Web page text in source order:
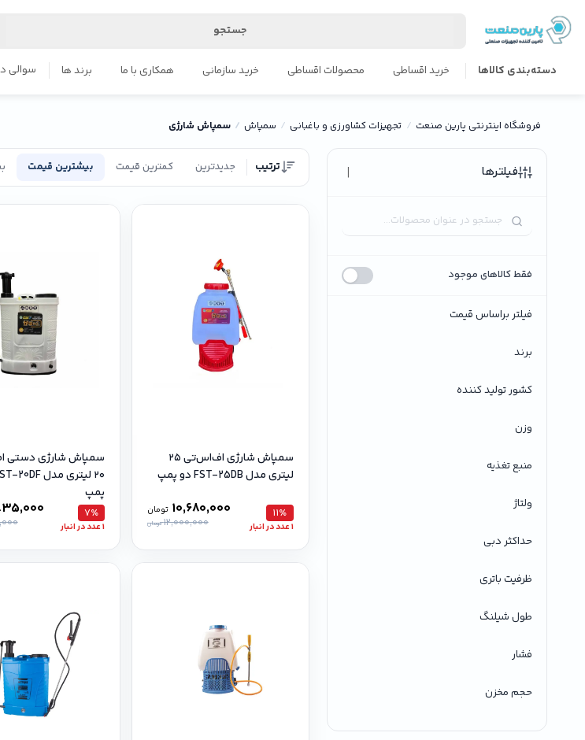
جستجو
دسته‌بندی کالاها خرید اقساطی محصولات اقساطی خرید سازمانی همکاری با ما برند ها سوالی
فروشگاه اینترنتی پارین صنعت تجهیزات کشاورزی و باغبانی سمپاش سمپاش شارژی
فیلترها |
فقط کالاهای موجود
فیلتر براساس قیمت
برند
کشور تولید کننده
وزن
منبع تغذیه
ولتاژ
حداکثر دبی
ظرفیت باتری
طول شیلنگ
فشار
حجم مخزن
ترتیب جدیدترین کمترین قیمت بیشترین قیمت
سمپاش شارژی ‌اف‌اس‌تی ۲۵
لیتری مدل FST-25DB دو پمپ
11٪
1 عدد در انبار
10,680,000 تومان
12,000,000 تومان
سمپاش شارژی دستی
پمپ
7٪
1 عدد در انبار